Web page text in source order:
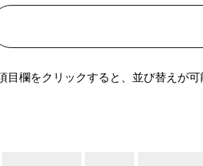
目欄をクリックすると、並び替えが